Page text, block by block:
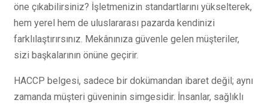
öne çıkabilirsiniz? İşletmenizin standartlarını yükselterek,
hem yerel hem de uluslararası pazarda kendinizi
farklılaştırırsınız. Mekânınıza güvenle gelen müşteriler,
sizi başkalarının önüne geçirir.
HACCP belgesi, sadece bir dokümandan ibaret değil; aynı
zamanda müşteri güveninin simgesidir. İnsanlar, sağlıklı